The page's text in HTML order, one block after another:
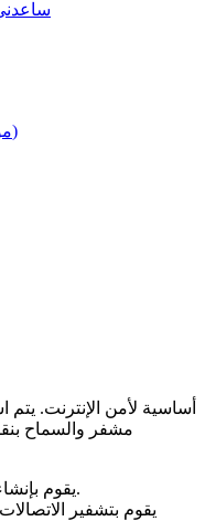
Wildcard SSL (موقع الويب بالكامل)
مشفر والسماح
يقوم بإنشاء اتصال آمن بين المتصفح والخادم.
يقوم بتشفير